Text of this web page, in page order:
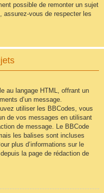
possible de remonter un sujet
assurez-vous de respecter les
au langage HTML, offrant un
d’un message.
utiliser les BBCodes, vous
de vos messages en utilisant
de message. Le BBCode
les balises sont incluses
plus d’informations sur le
la page de rédaction de